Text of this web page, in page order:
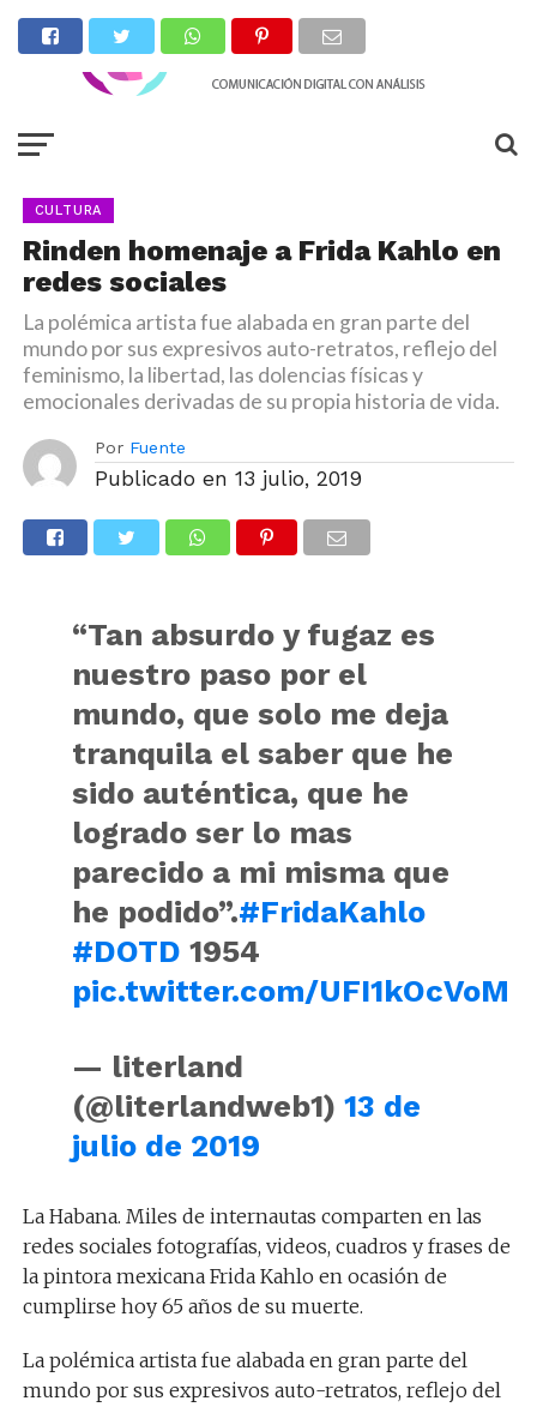
CULTURA
Rinden homenaje a Frida Kahlo en
redes sociales
La polémica artista fue alabada en gran parte del
mundo por sus expresivos auto-retratos, reflejo del
feminismo, la libertad, las dolencias físicas y
emocionales derivadas de su propia historia de vida.
Por Fuente
Publicado en 13 julio, 2019
“Tan absurdo y fugaz es
nuestro paso por el
mundo, que solo me deja
tranquila el saber que he
sido auténtica, que he
logrado ser lo mas
parecido a mi misma que
he podido”.#FridaKahlo
#DOTD 1954
pic.twitter.com/UFI1kOcVoM
— literland
(@literlandweb1) 13 de
julio de 2019
La Habana. Miles de internautas comparten en las
redes sociales fotografías, videos, cuadros y frases de
la pintora mexicana Frida Kahlo en ocasión de
cumplirse hoy 65 años de su muerte.
La polémica artista fue alabada en gran parte del
mundo por sus expresivos auto-retratos, reflejo del